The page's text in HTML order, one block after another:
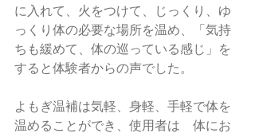
に入れて、火をつけて、じっくり、ゆ
っくり体の必要な場所を温め、「気持
ちも緩めて、体の巡っている感じ」を
すると体験者からの声でした。
よもぎ温補は気軽、身軽、手軽で体を
温めることができ、使用者は　体にお